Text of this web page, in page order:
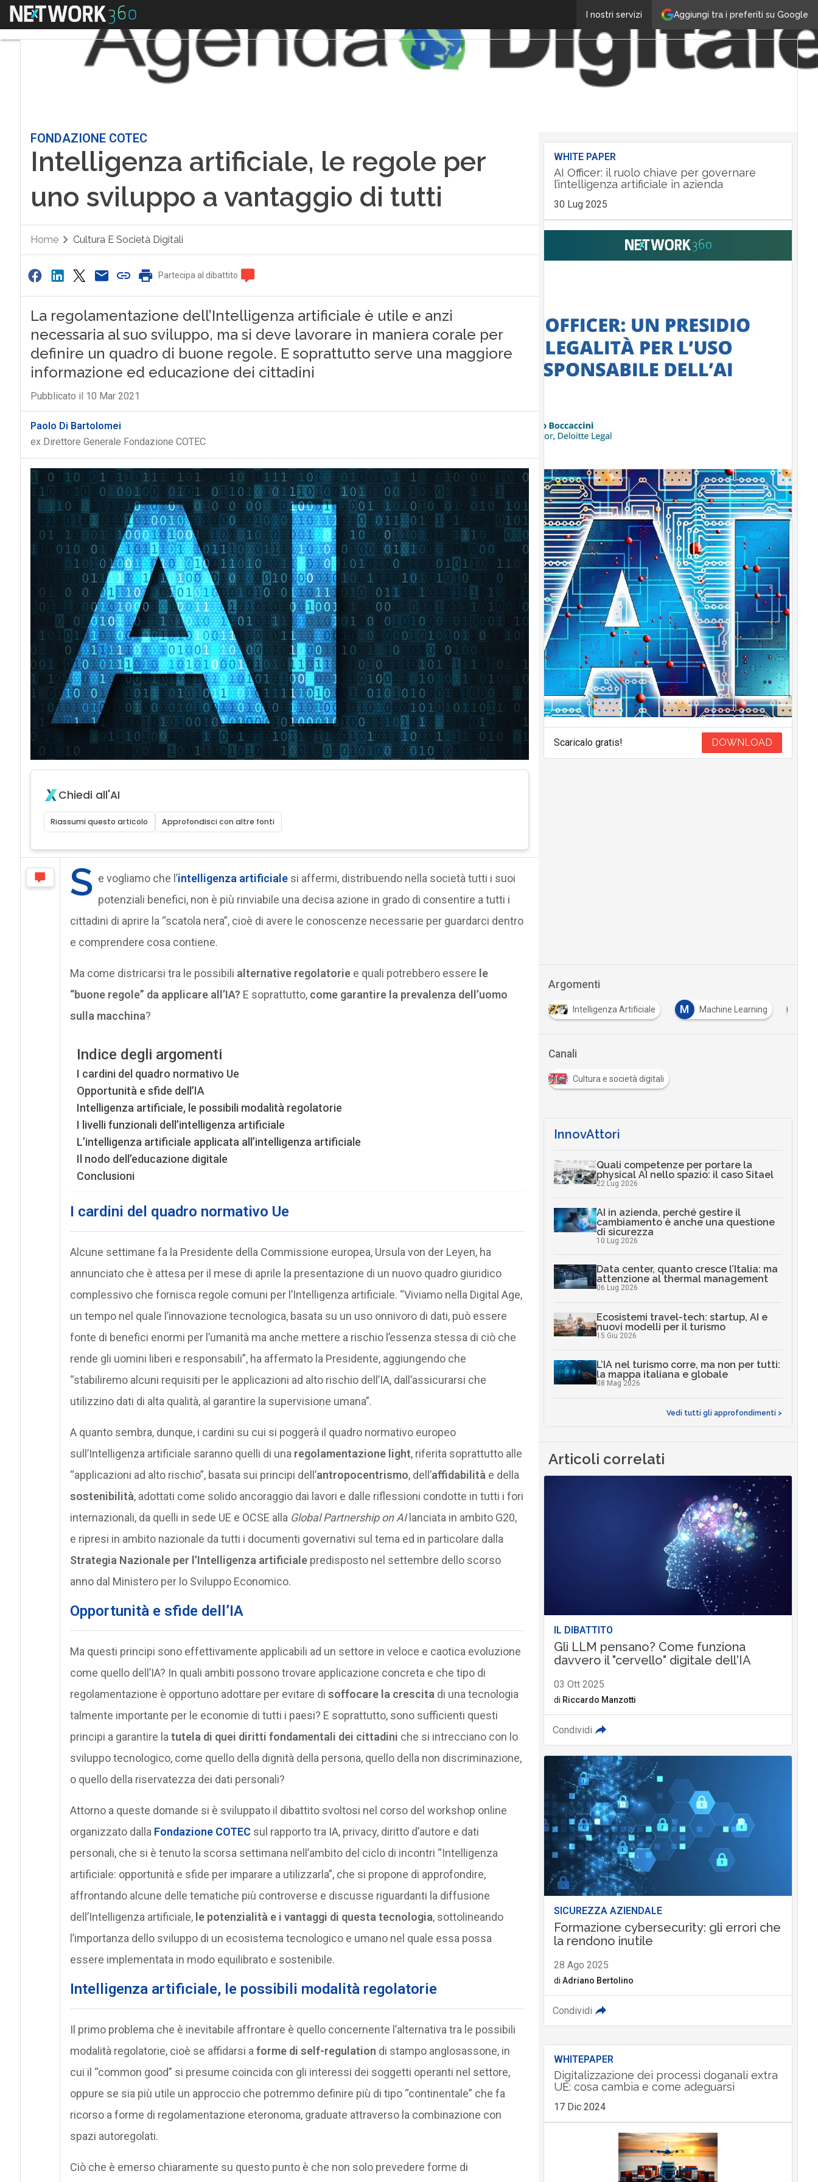
Aggiungi tra i preferiti su Google
I nostri servizi
Menu
FONDAZIONE COTEC
Intelligenza artificiale, le regole per
uno sviluppo a vantaggio di tutti
Home Cultura E Società Digitali
Partecipa al dibattito
La regolamentazione dell’Intelligenza artificiale è utile e anzi
necessaria al suo sviluppo, ma si deve lavorare in maniera corale per
definire un quadro di buone regole. E soprattutto serve una maggiore
informazione ed educazione dei cittadini
Pubblicato il 10 Mar 2021
Paolo Di Bartolomei
ex Direttore Generale Fondazione COTEC
Chiedi all'AI
Riassumi questo articolo Approfondisci con altre fonti
S e vogliamo che l’intelligenza artificialesi affermi, distribuendo nella società tutti i suoi
potenziali benefici, non è più rinviabile una decisa azione in grado di consentire a tutti i
cittadini di aprire la “scatola nera”, cioè di avere le conoscenze necessarie per guardarci dentro
e comprendere cosa contiene.
Ma come districarsi tra le possibili alternative regolatoriee quali potrebbero essere le
“buone regole” da applicare all’IA? E soprattutto,come garantire la prevalenza dell’uomo
sulla macchina?
Indice degli argomenti
I cardini del quadro normativo Ue
Opportunità e sfide dell’IA
Intelligenza artificiale, le possibili modalità regolatorie
I livelli funzionali dell’intelligenza artificiale
L’intelligenza artificiale applicata all’intelligenza artificiale
Il nodo dell’educazione digitale
Conclusioni
I cardini del quadro normativo Ue
Alcune settimane fa la Presidente della Commissione europea, Ursula von der Leyen, ha
annunciato che è attesa per il mese di aprile la presentazione di un nuovo quadro giuridico
complessivo che fornisca regole comuni per l’Intelligenza artificiale. “Viviamo nella Digital Age,
un tempo nel quale l’innovazione tecnologica, basata su un uso onnivoro di dati, può essere
fonte di benefici enormi per l’umanità ma anche mettere a rischio l’essenza stessa di ciò che
rende gli uomini liberi e responsabili”, ha affermato la Presidente, aggiungendo che
“stabiliremo alcuni requisiti per le applicazioni ad alto rischio dell’IA, dall’assicurarsi che
utilizzino dati di alta qualità, al garantire la supervisione umana”.
A quanto sembra, dunque, i cardini su cui si poggerà il quadro normativo europeo
sull’Intelligenza artificiale saranno quelli di una regolamentazione light, riferita soprattutto alle
“applicazioni ad alto rischio”, basata sui principi dell’antropocentrismo, dell’affidabilità e della
sostenibilità, adottati come solido ancoraggio dai lavori e dalle riflessioni condotte in tutti i fori
internazionali, da quelli in sede UE e OCSE alla Global Partnership on AIlanciata in ambito G20,
e ripresi in ambito nazionale da tutti i documenti governativi sul tema ed in particolare dalla
Strategia Nazionale per l’Intelligenza artificialepredisposto nel settembre dello scorso
anno dal Ministero per lo Sviluppo Economico.
Opportunità e sfide dell’IA
Ma questi principi sono effettivamente applicabili ad un settore in veloce e caotica evoluzione
come quello dell’IA? In quali ambiti possono trovare applicazione concreta e che tipo di
regolamentazione è opportuno adottare per evitare di soffocare la crescita di una tecnologia
talmente importante per le economie di tutti i paesi? E soprattutto, sono sufficienti questi
principi a garantire la tutela di quei diritti fondamentali dei cittadini che si intrecciano con lo
sviluppo tecnologico, come quello della dignità della persona, quello della non discriminazione,
o quello della riservatezza dei dati personali?
Attorno a queste domande si è sviluppato il dibattito svoltosi nel corso del workshop online
organizzato dalla Fondazione COTEC sul rapporto tra IA, privacy, diritto d’autore e dati
personali, che si è tenuto la scorsa settimana nell’ambito del ciclo di incontri “Intelligenza
artificiale: opportunità e sfide per imparare a utilizzarla”, che si propone di approfondire,
affrontando alcune delle tematiche più controverse e discusse riguardanti la diffusione
dell’Intelligenza artificiale, le potenzialità e i vantaggi di questa tecnologia, sottolineando
l’importanza dello sviluppo di un ecosistema tecnologico e umano nel quale essa possa
essere implementata in modo equilibrato e sostenibile.
Intelligenza artificiale, le possibili modalità regolatorie
Il primo problema che è inevitabile affrontare è quello concernente l’alternativa tra le possibili
modalità regolatorie, cioè se affidarsi a forme di self-regulation di stampo anglosassone, in
cui il “common good” si presume coincida con gli interessi dei soggetti operanti nel settore,
oppure se sia più utile un approccio che potremmo definire più di tipo “continentale” che fa
ricorso a forme di regolamentazione eteronoma, graduate attraverso la combinazione con
spazi autoregolati.
Ciò che è emerso chiaramente su questo punto è che non solo prevedere forme di
WHITE PAPER
AI Officer: il ruolo chiave per governare
l’intelligenza artificiale in azienda
30 Lug 2025
Scaricalo gratis! DOWNLOAD
Argomenti
M Machine Learning Preservare l'umano nella società
Canali
Cultura e società digitali
InnovAttori
Quali competenze per portare la
physical AI nello spazio: il caso Sitael
22 Lug 2026
AI in azienda, perché gestire il
cambiamento è anche una questione
di sicurezza
10 Lug 2026
Data center, quanto cresce l’Italia: ma
attenzione al thermal management
06 Lug 2026
Ecosistemi travel-tech: startup, AI e
nuovi modelli per il turismo
15 Giu 2026
L’IA nel turismo corre, ma non per tutti:
la mappa italiana e globale
08 Mag 2026
Vedi tutti gli approfondimenti >
Articoli correlati
IL DIBATTITO
Gli LLM pensano? Come funziona
davvero il "cervello" digitale dell'IA
03 Ott 2025
di Riccardo Manzotti
Condividi
SICUREZZA AZIENDALE
Formazione cybersecurity: gli errori che
la rendono inutile
28 Ago 2025
di Adriano Bertolino
Condividi
WHITEPAPER
Digitalizzazione dei processi doganali extra
UE: cosa cambia e come adeguarsi
17 Dic 2024